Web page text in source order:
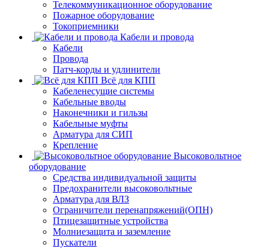
Телекоммуникационное оборудование
Пожарное оборудование
Токоприемники
Кабели и провода
Кабели
Провода
Патч-корды и удлинители
Всё для КПП
Кабеленесущие системы
Кабельные вводы
Наконечники и гильзы
Кабельные муфты
Арматура для СИП
Крепление
Высоковольтное
оборудование
Средства индивидуальной защиты
Предохранители высоковольтные
Арматура для ВЛЗ
Ограничители перенапряжений(ОПН)
Птицезащитные устройства
Молниезащита и заземление
Пускатели